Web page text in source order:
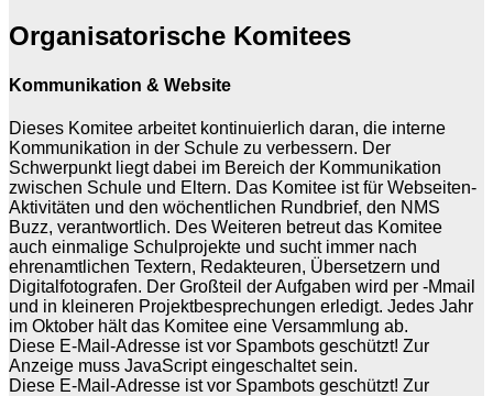
Organisatorische Komitees
Kommunikation & Website
Dieses Komitee arbeitet kontinuierlich daran, die interne
Kommunikation in der Schule zu verbessern. Der
Schwerpunkt liegt dabei im Bereich der Kommunikation
zwischen Schule und Eltern. Das Komitee ist für Webseiten-
Aktivitäten und den wöchentlichen Rundbrief, den NMS
Buzz, verantwortlich. Des Weiteren betreut das Komitee
auch einmalige Schulprojekte und sucht immer nach
ehrenamtlichen Textern, Redakteuren, Übersetzern und
Digitalfotografen. Der Großteil der Aufgaben wird per -Mmail
und in kleineren Projektbesprechungen erledigt. Jedes Jahr
im Oktober hält das Komitee eine Versammlung ab.
Diese E-Mail-Adresse ist vor Spambots geschützt! Zur
Anzeige muss JavaScript eingeschaltet sein.
Diese E-Mail-Adresse ist vor Spambots geschützt! Zur